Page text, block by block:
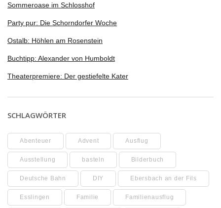
Sommeroase im Schlosshof
Party pur: Die Schorndorfer Woche
Ostalb: Höhlen am Rosenstein
Buchtipp: Alexander von Humboldt
Theaterpremiere: Der gestiefelte Kater
SCHLAGWÖRTER
Abenteuer Advent Ausflug
Ausstellung basteln Bilderbuch
Deutsche Bahn DIY Ebersbach an der Fils
Esslingen Familie Familienausflug